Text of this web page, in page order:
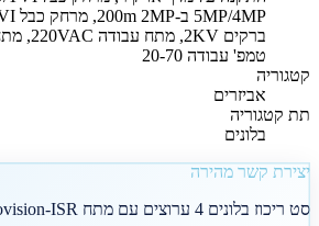
טמפ' עבודה 20-70
קטגוריה
אביזרים
תת קטגוריה
בלונים
יצירת קשר מהירה
סט ריכוז בלונים 4 ערוצים עם מתח Provision-ISR